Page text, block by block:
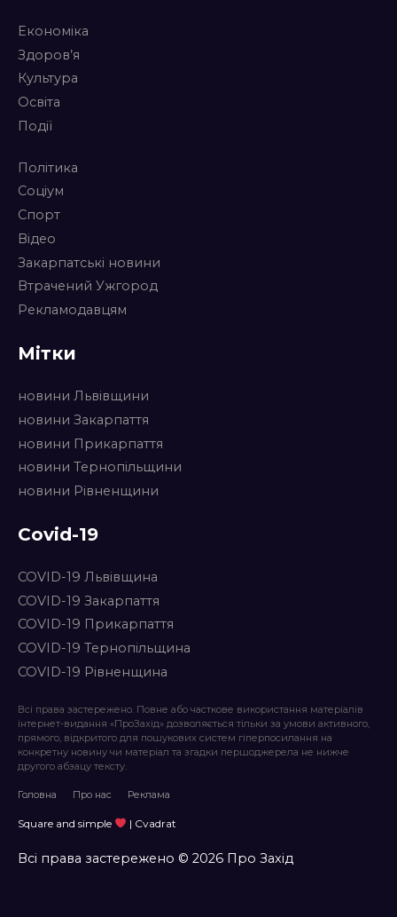
Економіка
Здоров’я
Культура
Освіта
Події
Політика
Соціум
Спорт
Відео
Закарпатські новини
Втрачений Ужгород
Рекламодавцям
Мітки
новини Львівщини
новини Закарпаття
новини Прикарпаття
новини Тернопільщини
новини Рівненщини
Covid-19
COVID-19 Львівщина
COVID-19 Закарпаття
COVID-19 Прикарпаття
COVID-19 Тернопільщина
COVID-19 Рівненщина
Всі права застережено. Повне або часткове використання матеріалів
інтернет-видання «ПроЗахід» дозволяється тільки за умови активного,
прямого, відкритого для пошукових систем гіперпосилання на
конкретну новину чи матеріал та згадки першоджерела не нижче
другого абзацу тексту.
Головна Про нас Реклама
Square and simple | Cvadrat
Всі права застережено © 2026 Про Захід